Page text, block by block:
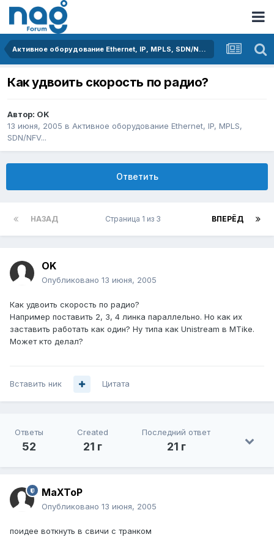
Активное оборудование Ethernet, IP, MPLS, SDN/NFV...
Как удвоить скорость по радио?
Автор: OK
13 июня, 2005 в Активное оборудование Ethernet, IP, MPLS,
SDN/NFV...
Ответить
НАЗАД ВПЕРЁД
Страница 1 из 3
OK
Опубликовано 13 июня, 2005
Как удвоить скорость по радио?
Например поставить 2, 3, 4 линка параллельно. Но как их
заставить работать как один? Ну типа как Unistream в MTike.
Может кто делал?
Вставить ник Цитата
Ответы
52
Created
21 г
Последний ответ
21 г
MaXToP
Опубликовано 13 июня, 2005
поидее воткнуть в свичи с транком